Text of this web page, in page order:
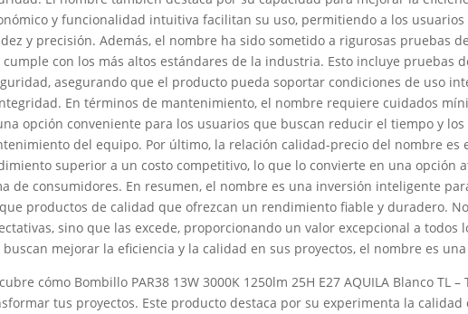
y funcionalidad intuitiva facilitan su uso, permitiendo a los
y precisión. Además, el nombre ha sido sometido a rigurosas pruebas
cumple con los más altos estándares de la industria. Esto incluye pruebas
asegurando que el producto pueda soportar condiciones de uso
En términos de mantenimiento, el nombre requiere cuidados
opción conveniente para los usuarios que buscan reducir el tiempo y los
del equipo. Por último, la relación calidad-precio del nombre es
superior a un costo competitivo, lo que lo convierte en una opción
de consumidores. En resumen, el nombre es una inversión inteligente
productos de calidad que ofrezcan un rendimiento fiable y duradero.
sino que las excede, proporcionando un valor excepcional a todos
mejorar la eficiencia y la calidad en sus proyectos, el nombre es
cómo Bombillo PAR38 13W 3000K 1250lm 25H E27 AQUILA Blanco TL –
tus proyectos. Este producto destaca por su experimenta la